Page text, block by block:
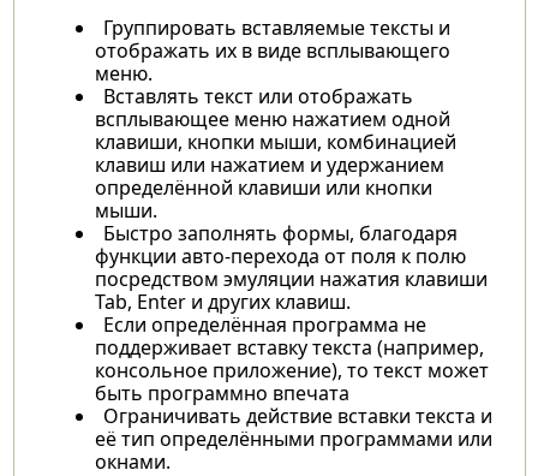
Группировать вставляемые тексты и
отображать их в виде всплывающего
меню.
Вставлять текст или отображать
всплывающее меню нажатием одной
клавиши, кнопки мыши, комбинацией
клавиш или нажатием и удержанием
определённой клавиши или кнопки
мыши.
Быстро заполнять формы, благодаря
функции авто-перехода от поля к полю
посредством эмуляции нажатия клавиши
Tab, Enter и других клавиш.
Если определённая программа не
поддерживает вставку текста (например,
консольное приложение), то текст может
быть программно впечата
Ограничивать действие вставки текста и
её тип определёнными программами или
окнами.